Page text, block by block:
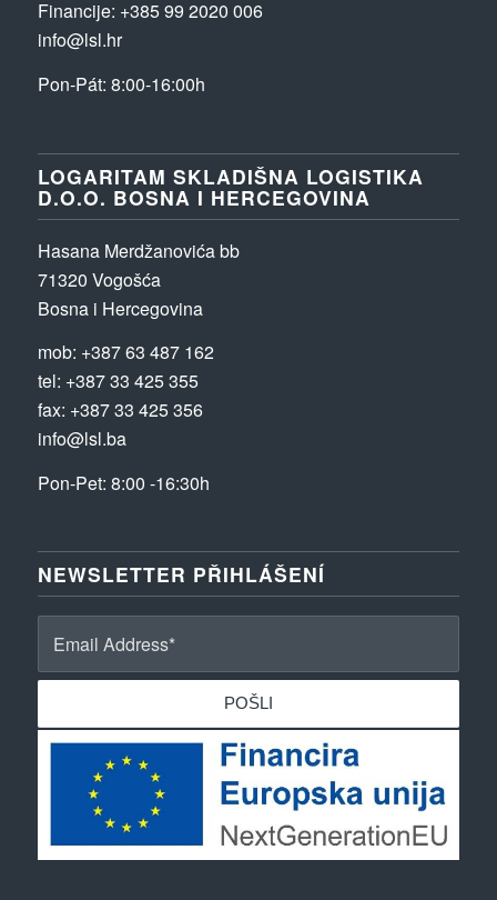
Financije: +385 99 2020 006
info@lsl.hr
Pon-Pát: 8:00-16:00h
LOGARITAM SKLADIŠNA LOGISTIKA
D.O.O. BOSNA I HERCEGOVINA
Hasana Merdžanovića bb
71320 Vogošća
Bosna i Hercegovina
mob: +387 63 487 162
tel: +387 33 425 355
fax: +387 33 425 356
info@lsl.ba
Pon-Pet: 8:00 -16:30h
NEWSLETTER PŘIHLÁŠENÍ